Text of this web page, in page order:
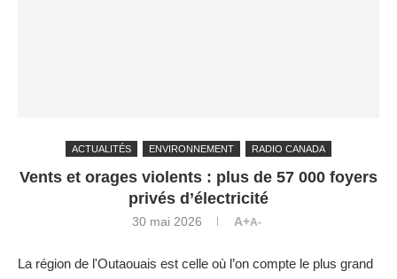
ACTUALITÉS ENVIRONNEMENT RADIO CANADA
Vents et orages violents : plus de 57 000 foyers
privés d’électricité
30 mai 2026 A+A-
La région de l'Outaouais est celle où l’on compte le plus grand